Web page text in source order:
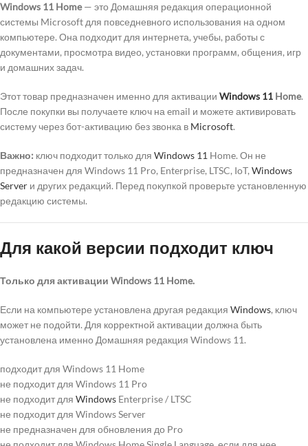
Windows 11 Home— это Домашняя редакция операционной
системы Microsoft для повседневного использования на одном
компьютере. Она подходит для интернета, учебы, работы с
документами, просмотра видео, установки программ, общения, игр
и домашних задач.
Этот товар предназначен именно для активации Windows 11 Home.
После покупки вы получаете ключ на email и можете активировать
систему через бот-активацию без звонка в Microsoft.
Важно: ключ подходит только для Windows 11 Home. Он не
предназначен для Windows 11 Pro, Enterprise, LTSC, IoT, Windows
Server и других редакций. Перед покупкой проверьте установленную
редакцию системы.
Для какой версии подходит ключ
Только для активации Windows 11 Home.
Если на компьютере установлена другая редакция Windows, ключ
может не подойти. Для корректной активации должна быть
установлена именно Домашняя редакция Windows 11.
подходит для Windows 11 Home
не подходит для Windows 11 Pro
не подходит для Windows Enterprise / LTSC
не подходит для Windows Server
не предназначен для обновления до Pro